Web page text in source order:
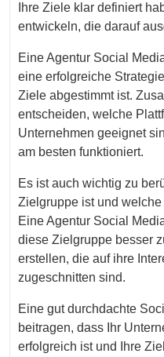
Ihre Ziele klar definiert
entwickeln, die darauf
Eine Agentur Social
eine erfolgreiche
Ziele abgestimmt ist.
entscheiden, welche
Unternehmen geeignet
am besten funktioniert.
Es ist auch wichtig zu
Zielgruppe ist und
Eine Agentur Social
diese Zielgruppe besser
erstellen, die auf ihre
zugeschnitten sind.
Eine gut durchdachte
beitragen, dass Ihr
erfolgreich ist und Ihre